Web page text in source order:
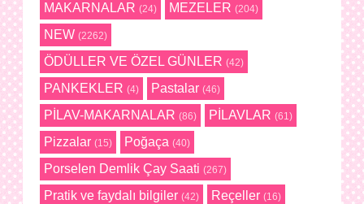
MAKARNALAR (24) MEZELER (204)
NEW (2262)
ÖDÜLLER VE ÖZEL GÜNLER (42)
PANKEKLER (4) Pastalar (46)
PİLAV-MAKARNALAR (86) PİLAVLAR (61)
Pizzalar (15) Poğaça (40)
Porselen Demlik Çay Saati (267)
Pratik ve faydalı bilgiler (42) Reçeller (16)